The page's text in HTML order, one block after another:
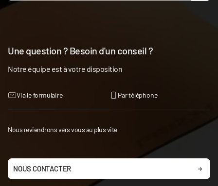
Une question ? Besoin d'un conseil ?
Notre équipe est à votre disposition
Via le formulaire Par téléphone
Nous reviendrons vers vous au plus vite
NOUS CONTACTER